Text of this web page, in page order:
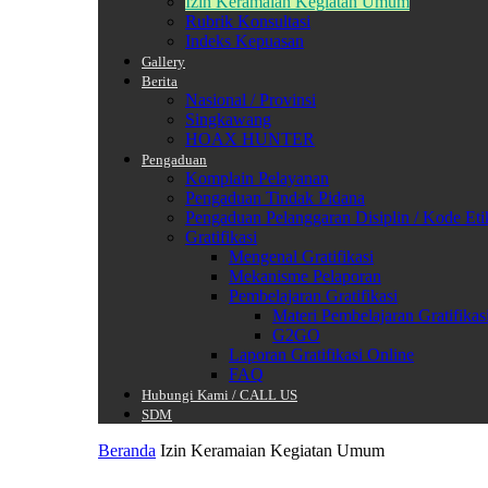
Rubrik Konsultasi
Indeks Kepuasan
Gallery
Berita
Nasional / Provinsi
Singkawang
HOAX HUNTER
Pengaduan
Komplain Pelayanan
Pengaduan Tindak Pidana
Pengaduan Pelanggaran Disiplin / Kode
Gratifikasi
Mengenal Gratifikasi
Mekanisme Pelaporan
Pembelajaran Gratifikasi
Materi Pembelajaran Gratifikasi
G2GO
Laporan Gratifikasi Online
FAQ
Hubungi Kami / CALL US
SDM
Beranda Izin Keramaian Kegiatan Umum